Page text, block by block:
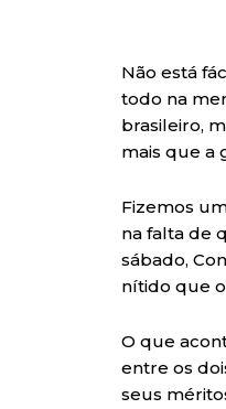
Não está
todo na
brasileiro,
mais que a
Fizemos
na falta de
sábado,
nítido que
O que
entre os
seus